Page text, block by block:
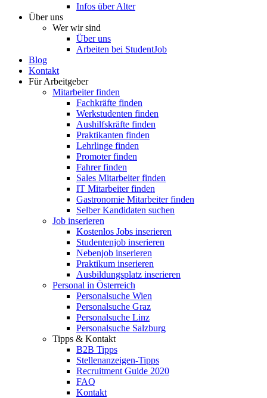
Infos über Alter
Über uns
Wer wir sind
Über uns
Arbeiten bei StudentJob
Blog
Kontakt
Für Arbeitgeber
Mitarbeiter finden
Fachkräfte finden
Werkstudenten finden
Aushilfskräfte finden
Praktikanten finden
Lehrlinge finden
Promoter finden
Fahrer finden
Sales Mitarbeiter finden
IT Mitarbeiter finden
Gastronomie Mitarbeiter finden
Selber Kandidaten suchen
Job inserieren
Kostenlos Jobs inserieren
Studentenjob inserieren
Nebenjob inserieren
Praktikum inserieren
Ausbildungsplatz inserieren
Personal in Österreich
Personalsuche Wien
Personalsuche Graz
Personalsuche Linz
Personalsuche Salzburg
Tipps & Kontakt
B2B Tipps
Stellenanzeigen-Tipps
Recruitment Guide 2020
FAQ
Kontakt